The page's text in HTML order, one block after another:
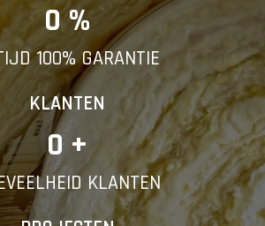
0 %
100% GARANTIE
KLANTEN
0 +
KLANTEN